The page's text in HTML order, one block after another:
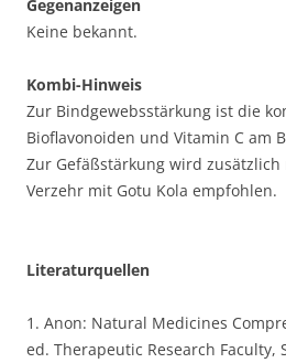
Gegenanzeigen
Keine bekannt.
Kombi-Hinweis
Zur Bindgewebsstärkung ist die
Bioflavonoiden und Vitamin C am
Zur Gefäßstärkung wird
Verzehr mit Gotu Kola empfohlen.
Literaturquellen
1. Anon: Natural Medicines
ed. Therapeutic Research Faculty,